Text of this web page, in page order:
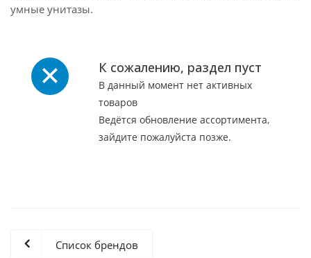
умные унитазы.
К сожалению, раздел пуст
В данный момент нет активных
товаров
Ведётся обновление ассортимента,
зайдите пожалуйста позже.
Список брендов